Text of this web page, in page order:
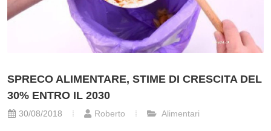
SPRECO ALIMENTARE, STIME DI CRESCITA DEL
30% ENTRO IL 2030
30/08/2018 Roberto Alimentari